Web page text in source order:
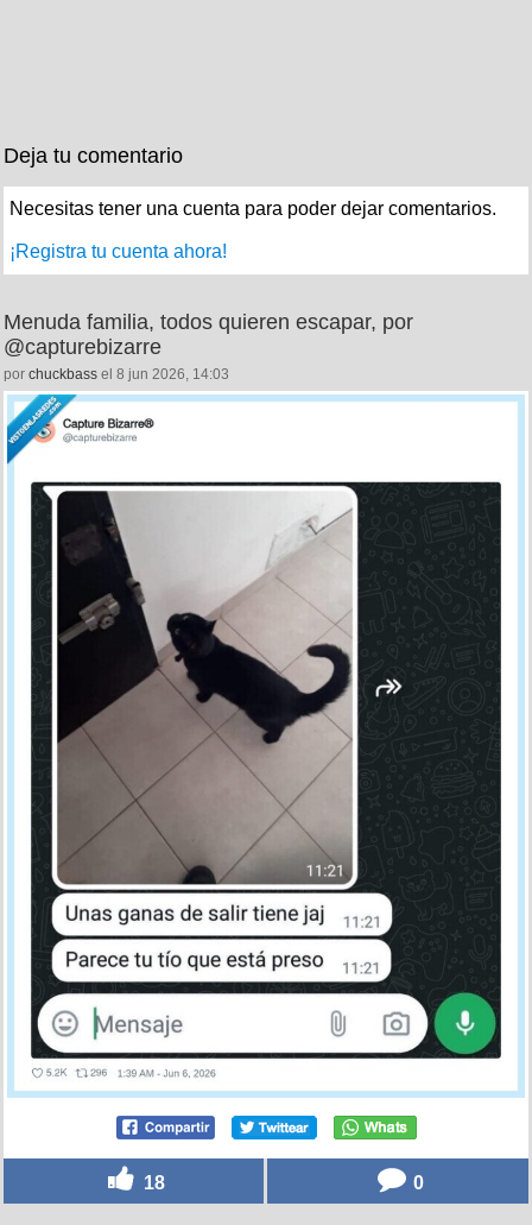
Deja tu comentario
Necesitas tener una cuenta para poder dejar comentarios.
¡Registra tu cuenta ahora!
Menuda familia, todos quieren escapar, por
@capturebizarre
por chuckbass el 8 jun 2026, 14:03
18 0